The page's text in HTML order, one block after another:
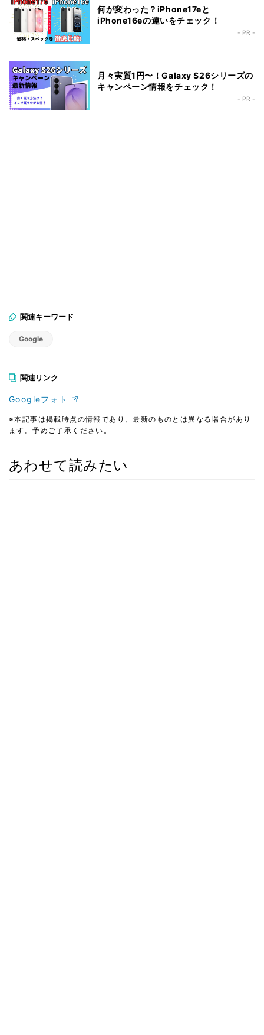
何が変わった？iPhone17eと
iPhone16eの違いをチェック！
- PR -
月々実質1円〜！Galaxy S26シリーズの
キャンペーン情報をチェック！
- PR -
関連キーワード
Google
関連リンク
Googleフォト
※本記事は掲載時点の情報であり、最新のものとは異なる場合があり
ます。予めご了承ください。
あわせて読みたい